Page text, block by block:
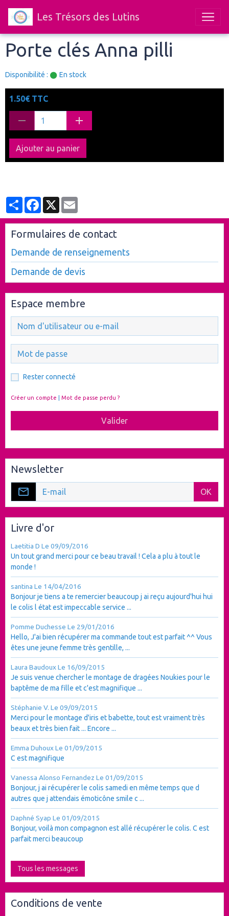
Les Trésors des Lutins
Porte clés Anna pilli
Disponibilité : En stock
1.50€ TTC
Ajouter au panier
PartagerFacebook
X
Formulaires de contact
Demande de renseignements
Demande de devis
Espace membre
Rester connecté
Créer un compte Mot de passe perdu ?
Valider
Newsletter
OK
Livre d'or
Laetitia D Le 09/09/2016
Un tout grand merci pour ce beau travail ! Cela a plu à tout le
monde !
santina Le 14/04/2016
Bonjour je tiens a te remercier beaucoup j ai reçu aujourd'hui hui
le colis l état est impeccable service ...
Pomme Duchesse Le 29/01/2016
Hello, J'ai bien récupérer ma commande tout est parfait ^^ Vous
êtes une jeune femme très gentille, ...
Laura BaudouxLe 16/09/2015
Je suis venue chercher le montage de dragées Noukies pour le
baptême de ma fille et c'est magnifique ...
Stéphanie V. Le 09/09/2015
Merci pour le montage d'iris et babette, tout est vraiment très
beaux et très bien fait ... Encore ...
Emma DuhouxLe 01/09/2015
C est magnifique
Vanessa Alonso Fernandez Le 01/09/2015
Bonjour, j ai récupérer le colis samedi en même temps que d
autres que j attendais émoticône smile c ...
Daphné Syap Le 01/09/2015
Bonjour, voilà mon compagnon est allé récupérer le colis. C est
parfait merci beaucoup
Tous les messages
Conditions de vente